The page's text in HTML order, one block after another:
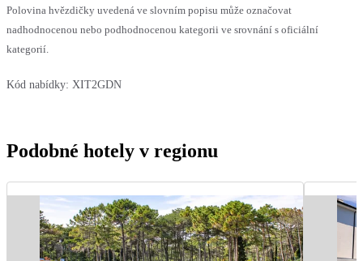
Polovina hvězdičky uvedená ve slovním popisu může označovat
nadhodnocenou nebo podhodnocenou kategorii ve srovnání s oficiální
kategorií.
Kód nabídky: XIT2GDN
Podobné hotely v regionu